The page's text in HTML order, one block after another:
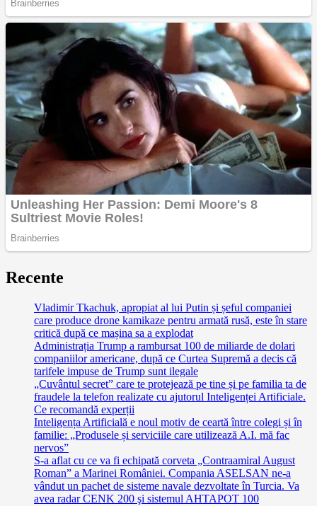
Recente
Vladimir Tkachuk, apropiat al lui Putin și șeful companiei
care produce drone kamikaze pentru armată rusă, este în stare
critică după ce mașina sa a explodat
Administrația Trump a rambursat 100 de miliarde de dolari
companiilor americane, după ce Curtea Supremă a decis că
tarifele impuse de Trump sunt ilegale
„Cuvântul secret” care te protejează pe tine și pe familia ta de
fraudele la telefon realizate cu ajutorul Inteligenței Artificiale.
Ce recomandă experții
Inteligența Artificială e noul motiv de ceartă între colegi și în
familie: „Produsele și serviciile care utilizează A.I. mă fac
nervos”
S-a aflat cu ce va fi echipată corveta „Contraamiral August
Roman” a Marinei României. Compania ASELSAN ne-a
vândut un pachet de sisteme navale dezvoltate în Turcia. Va
avea radar CENK 200 şi sistemul AHTAPOT 100